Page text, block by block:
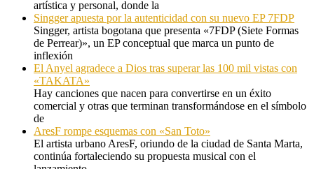
artística y personal, donde la
Singger apuesta por la autenticidad con su nuevo EP 7FDP
Singger, artista bogotana que presenta «7FDP (Siete Formas
de Perrear)», un EP conceptual que marca un punto de
inflexión
El Anyel agradece a Dios tras superar las 100 mil vistas con
«TAKATA»
Hay canciones que nacen para convertirse en un éxito
comercial y otras que terminan transformándose en el símbolo
de
AresF rompe esquemas con «San Toto»
El artista urbano AresF, oriundo de la ciudad de Santa Marta,
continúa fortaleciendo su propuesta musical con el